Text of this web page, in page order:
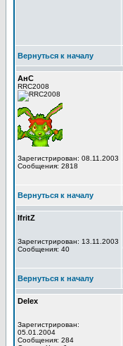
Вернуться к началу
АнС
RRC2008
Зарегистрирован: 08.11.2003
Сообщения: 2818
Вернуться к началу
IfritZ
Зарегистрирован: 13.11.2003
Сообщения: 40
Вернуться к началу
Delex
Зарегистрирован:
05.01.2004
Сообщения: 284